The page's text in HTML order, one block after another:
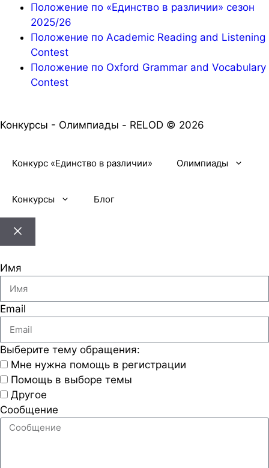
Положение по «Единство в различии» сезон
2025/26
Положение по Academic Reading and Listening
Contest
Положение по Oxford Grammar and Vocabulary
Contest
Конкурсы - Олимпиады - RELOD © 2026
Конкурс «Единство в различии» Олимпиады
Конкурсы Блог
Имя
Email
Выберите тему обращения:
Мне нужна помощь в регистрации
Помощь в выборе темы
Другое
Сообщение